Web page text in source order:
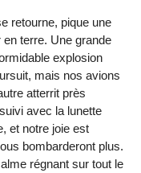
retourne, pique une
terre. Une grande
explosion
mais nos avions
atterrit près
avec la lunette
et notre joie est
bombarderont plus.
régnant sur tout le